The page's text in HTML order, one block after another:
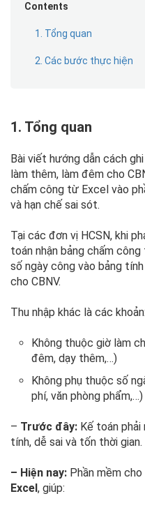
Contents
1. Tổng quan
2. Các bước thực hiện
1. Tổng quan
Bài viết hướng dẫn cách
làm thêm, làm đêm cho
chấm công từ Excel vào
và hạn chế sai sót.
Tại các đơn vị HCSN, khi
toán nhận bảng chấm
số ngày công vào bảng
cho CBNV.
Thu nhập khác là các khoản:
Không thuộc giờ làm
đêm, dạy thêm,…)
Không phụ thuộc số
phí, văn phòng phẩm,…)
– Trước đây: Kế toán phải
tính, dễ sai và tốn thời gian.
– Hiện nay: Phần mềm cho
Excel, giúp: